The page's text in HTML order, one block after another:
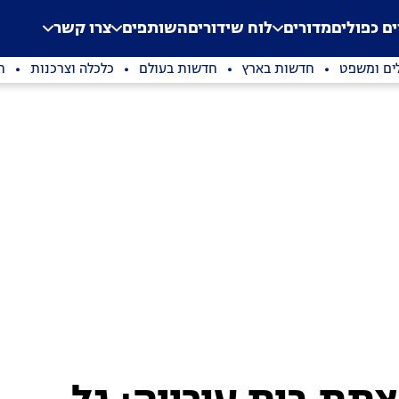
Application error: a
. כפוליםמדורים לוח שידוריםהשותפים צרו קשר
ומשפט חדשות בארץ חדשות בעולם כלכלה וצרכנות